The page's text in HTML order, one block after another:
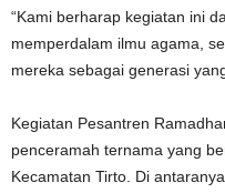
“Kami berharap kegiatan ini
memperdalam ilmu agama,
mereka sebagai generasi
Kegiatan Pesantren
penceramah ternama yang
Kecamatan Tirto. Di